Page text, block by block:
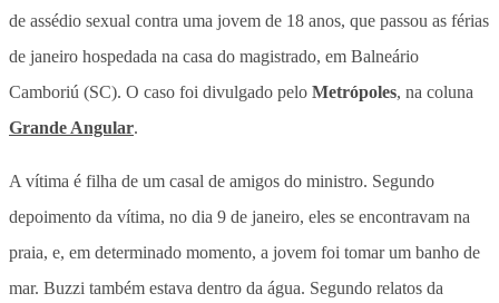
de assédio sexual contra uma jovem de 18 anos, que passou as férias
de janeiro hospedada na casa do magistrado, em Balneário
Camboriú (SC). O caso foi divulgado pelo Metrópoles, na coluna
Grande Angular.
A vítima é filha de um casal de amigos do ministro. Segundo
depoimento da vítima, no dia 9 de janeiro, eles se encontravam na
praia, e, em determinado momento, a jovem foi tomar um banho de
mar. Buzzi também estava dentro da água. Segundo relatos da